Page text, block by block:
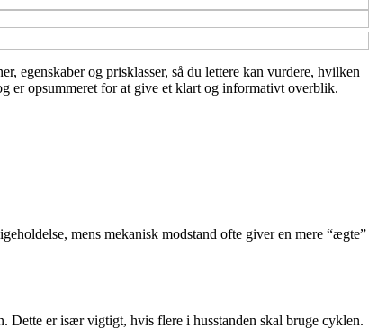
egenskaber og prisklasser, så du lettere kan vurdere, hvilken
er opsummeret for at give et klart og informativt overblik.
mens mekanisk modstand ofte giver en mere “ægte”
Dette er især vigtigt, hvis flere i husstanden skal bruge cyklen.